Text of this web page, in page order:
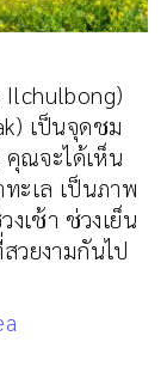
Ilchulbong)
เป็นจุดชม
คุณจะได้เห็น
ะเล เป็นภาพ
เช้า ช่วงเย็น
วยงามกันไป